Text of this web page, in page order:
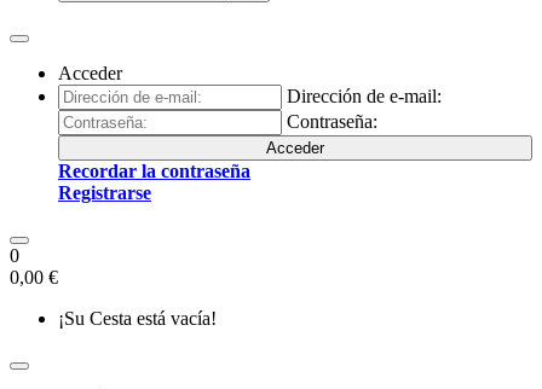
Acceder
Dirección de e-mail:
Contraseña:
Acceder
Recordar la contraseña
Registrarse
0
0,00 €
¡Su Cesta está vacía!